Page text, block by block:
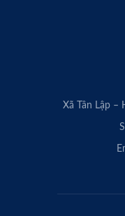
Xã Tân Lập –